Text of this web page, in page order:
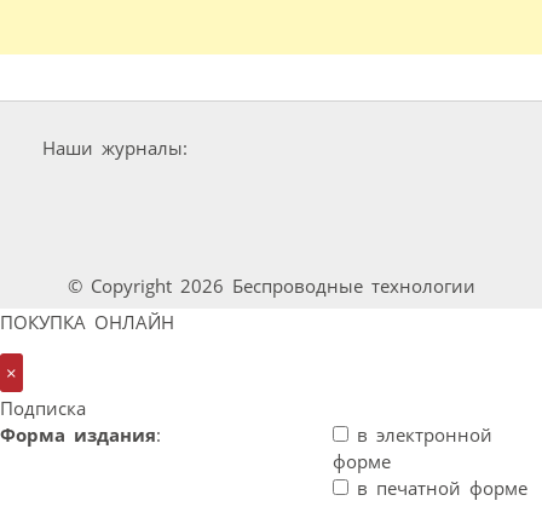
Наши журналы:
© Copyright 2026 Беспроводные технологии
ПОКУПКА ОНЛАЙН
×
Подписка
Форма издания:
в электронной
форме
в печатной форме